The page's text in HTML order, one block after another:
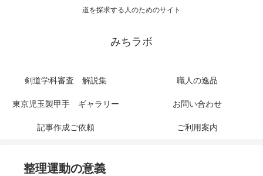
道を探求する人のためのサイト
みちラボ
剣道学科審査 解説集 職人の逸品
東京児玉製甲手 ギャラリー お問い合わせ
記事作成ご依頼 ご利用案内
整理運動の意義